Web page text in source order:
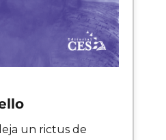
un rictus de